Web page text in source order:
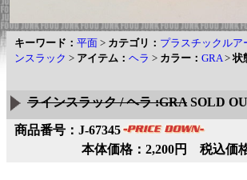
キーワード： 平面 > カテゴリ： プラスチックルア
ンスラック > アイテム： ヘラ > カラー： GRA>状
ラインスラック / ヘラ :GRA SOLD
商品番号：J-67345
本体価格：2,200円 税込価